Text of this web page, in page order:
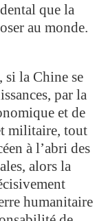
que la
au monde.
si la Chine se
par la
et de
militaire, tout
à l’abri des
alors la
humanitaire